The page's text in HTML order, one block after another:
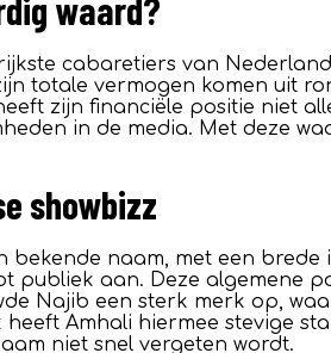
waard?
cabaretiers van
totale vermogen komen uit
zijn financiële positie niet
in de media. Met deze
showbizz
bekende naam, met een
publiek aan. Deze algemene
Najib een sterk merk op,
Amhali hiermee stevige
niet snel vergeten wordt.